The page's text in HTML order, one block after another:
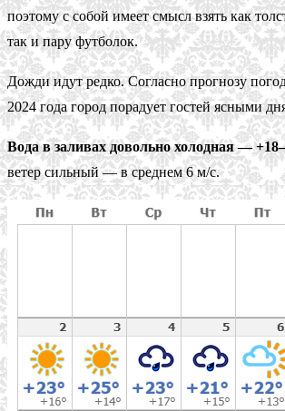
поэтому с собой имеет смысл взять как
так и пару футболок.
Дожди идут редко. Согласно прогнозу
2024 года город порадует гостей ясными
Вода в заливах довольно холодная —
ветер сильный — в среднем 6 м/с.